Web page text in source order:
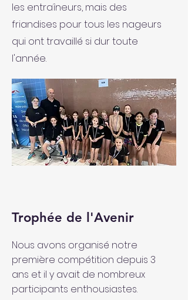
les entraîneurs, mais des
friandises pour tous les nageurs
qui ont travaillé si dur toute
l'année.
Trophée de l'Avenir
Nous avons organisé notre
première compétition depuis 3
ans et il y avait de nombreux
participants enthousiastes.